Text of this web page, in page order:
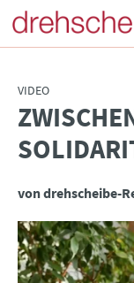
VIDEO
:
von drehscheibe-